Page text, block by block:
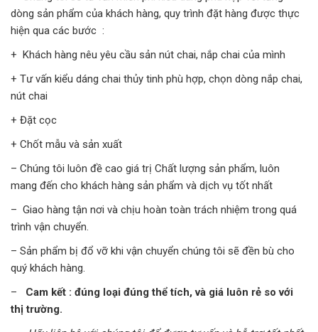
dòng sản phẩm của khách hàng, quy trình đặt hàng được thực
hiện qua các bước :
+ Khách hàng nêu yêu cầu sản nút chai, nắp chai của mình
+ Tư vấn kiểu dáng chai thủy tinh phù hợp, chọn dòng nắp chai,
nút chai
+ Đặt cọc
+ Chốt mẫu và sản xuất
– Chúng tôi luôn đề cao giá trị Chất lượng sản phẩm, luôn
mang đến cho khách hàng sản phẩm và dịch vụ tốt nhất
– Giao hàng tận nơi và chịu hoàn toàn trách nhiệm trong quá
trình vận chuyển.
– Sản phẩm bị đổ vỡ khi vận chuyển chúng tôi sẽ đền bù cho
quý khách hàng.
–
Cam kết : đúng loại đúng thể tích, và giá luôn rẻ so với
thị trường.